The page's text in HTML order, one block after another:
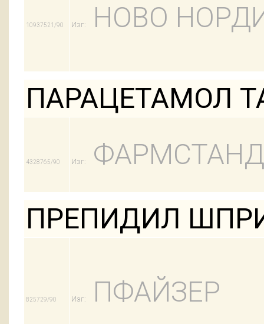
10937521/90 Изг: НОВО
ПАРАЦЕТАМОЛ
4328765/90 Изг:
ПРЕПИДИЛ
825729/90 Изг: ПФАЙЗЕР